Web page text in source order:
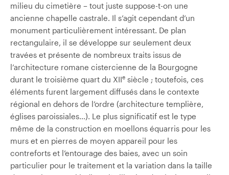
milieu du cimetière – tout juste suppose-t-on une
ancienne chapelle castrale. Il s’agit cependant d’un
monument particulièrement intéressant. De plan
rectangulaire, il se développe sur seulement deux
travées et présente de nombreux traits issus de
l’architecture romane cistercienne de la Bourgogne
durant le troisième quart du XIIe siècle ; toutefois, ces
éléments furent largement diffusés dans le contexte
régional en dehors de l’ordre (architecture templière,
églises paroissiales…). Le plus significatif est le type
même de la construction en moellons équarris pour les
murs et en pierres de moyen appareil pour les
contreforts et l’entourage des baies, avec un soin
particulier pour le traitement et la variation dans la taille